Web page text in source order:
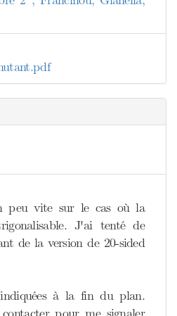
peu vite sur le cas où la
J'ai tenté de
de la version de 20-sided
indiquées à la fin du plan.